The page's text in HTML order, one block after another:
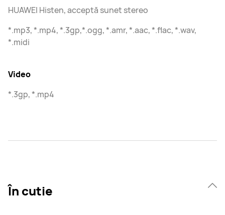
HUAWEI Histen, acceptă sunet stereo
*.mp3, *.mp4, *.3gp,*.ogg, *.amr, *.aac, *.flac, *.wav,
*.midi
Video
*.3gp, *.mp4
În cutie